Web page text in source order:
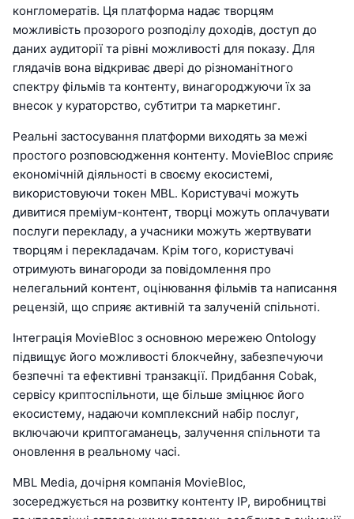
конгломератів. Ця платформа надає творцям
можливість прозорого розподілу доходів, доступ до
даних аудиторії та рівні можливості для показу. Для
глядачів вона відкриває двері до різноманітного
спектру фільмів та контенту, винагороджуючи їх за
внесок у кураторство, субтитри та маркетинг.
Реальні застосування платформи виходять за межі
простого розповсюдження контенту. MovieBloc сприяє
економічній діяльності в своєму екосистемі,
використовуючи токен MBL. Користувачі можуть
дивитися преміум-контент, творці можуть оплачувати
послуги перекладу, а учасники можуть жертвувати
творцям і перекладачам. Крім того, користувачі
отримують винагороди за повідомлення про
нелегальний контент, оцінювання фільмів та написання
рецензій, що сприяє активній та залученій спільноті.
Інтеграція MovieBloc з основною мережею Ontology
підвищує його можливості блокчейну, забезпечуючи
безпечні та ефективні транзакції. Придбання Cobak,
сервісу криптоспільноти, ще більше зміцнює його
екосистему, надаючи комплексний набір послуг,
включаючи криптогаманець, залучення спільноти та
оновлення в реальному часі.
MBL Media, дочірня компанія MovieBloc,
зосереджується на розвитку контенту IP, виробництві